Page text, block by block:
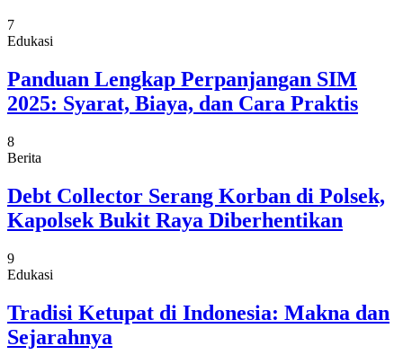
7
Edukasi
Panduan Lengkap Perpanjangan SIM
2025: Syarat, Biaya, dan Cara Praktis
8
Berita
Debt Collector Serang Korban di Polsek,
Kapolsek Bukit Raya Diberhentikan
9
Edukasi
Tradisi Ketupat di Indonesia: Makna dan
Sejarahnya